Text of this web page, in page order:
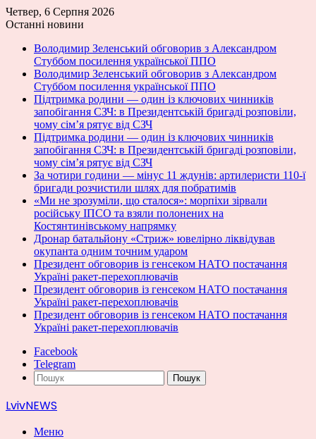
Четвер, 6 Серпня 2026
Останні новини
Володимир Зеленський обговорив з Александром
Стуббом посилення української ППО
Володимир Зеленський обговорив з Александром
Стуббом посилення української ППО
Підтримка родини — один із ключових чинників
запобігання СЗЧ: в Президентській бригаді розповіли,
чому сім’я рятує від СЗЧ
Підтримка родини — один із ключових чинників
запобігання СЗЧ: в Президентській бригаді розповіли,
чому сім’я рятує від СЗЧ
За чотири години — мінус 11 ждунів: артилеристи 110-ї
бригади розчистили шлях для побратимів
«Ми не зрозуміли, що сталося»: морпіхи зірвали
російську ІПСО та взяли полонених на
Костянтинівському напрямку
Дронар батальйону «Стриж» ювелірно ліквідував
окупанта одним точним ударом
Президент обговорив із генсеком НАТО постачання
Україні ракет-перехоплювачів
Президент обговорив із генсеком НАТО постачання
Україні ракет-перехоплювачів
Президент обговорив із генсеком НАТО постачання
Україні ракет-перехоплювачів
Facebook
Telegram
Пошук
LvivNEWS
Меню